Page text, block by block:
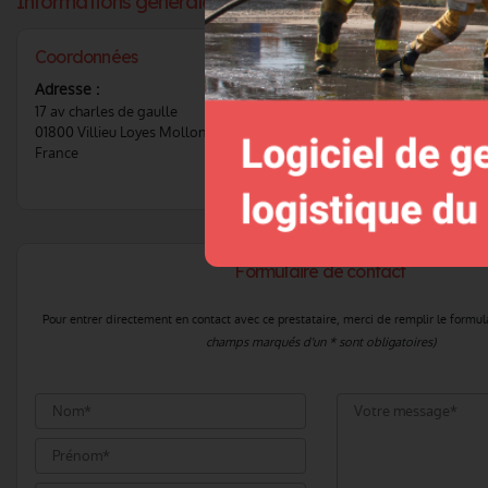
Coordonnées
Adresse :
17 av charles de gaulle
01800 Villieu Loyes Mollon
France
Téléphone : Voir le
Formulaire de contact
Pour entrer directement en contact avec ce prestataire, merci de remplir le
champs marqués d'un * sont obligatoires)